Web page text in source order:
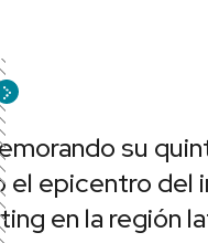
su
el epicentro del
en la región